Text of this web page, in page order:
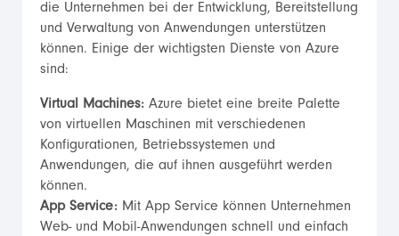
die Unternehmen bei der Entwicklung, Bereitstellung
und Verwaltung von Anwendungen unterstützen
können. Einige der wichtigsten Dienste von Azure
sind:
Virtual Machines: Azure bietet eine breite Palette
von virtuellen Maschinen mit verschiedenen
Konfigurationen, Betriebssystemen und
Anwendungen, die auf ihnen ausgeführt werden
können.
App Service: Mit App Service können Unternehmen
Web- und Mobil-Anwendungen schnell und einfach